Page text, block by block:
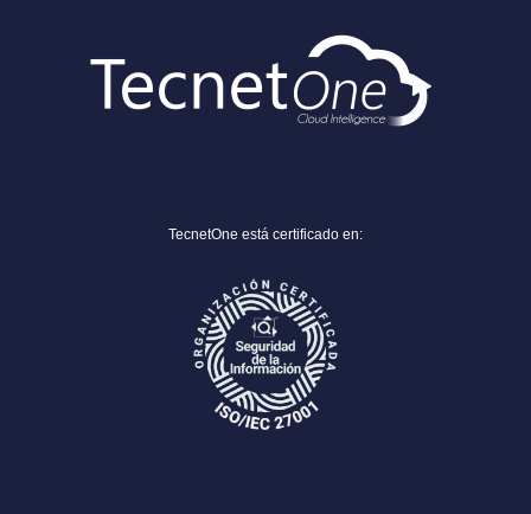
TecnetOne está certificado en: